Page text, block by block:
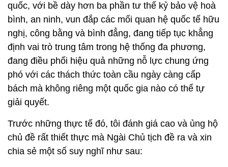
quốc, với bề dày hơn ba phần tư thế kỷ bảo vệ hoà
bình, an ninh, vun đắp các mối quan hệ quốc tế hữu
nghị, công bằng và bình đẳng, đang tiếp tục khẳng
định vai trò trung tâm trong hệ thống đa phương,
đang điều phối hiệu quả những nỗ lực chung ứng
phó với các thách thức toàn cầu ngày càng cấp
bách mà không riêng một quốc gia nào có thể tự
giải quyết.
Trước những thực tế đó, tôi đánh giá cao và ủng hộ
chủ đề rất thiết thực mà Ngài Chủ tịch đề ra và xin
chia sẻ một số suy nghĩ như sau: